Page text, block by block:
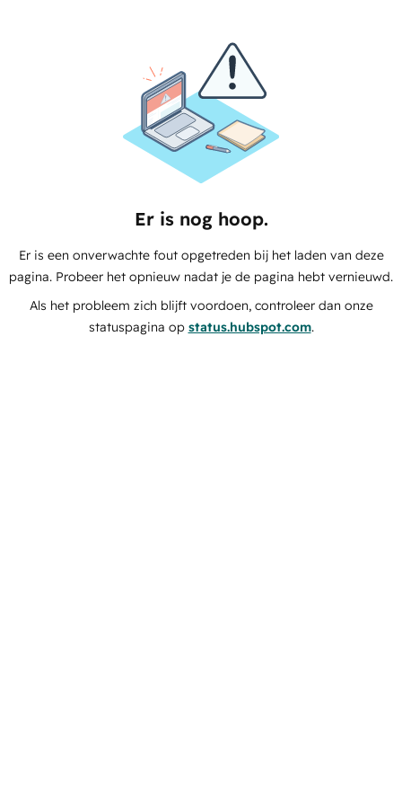
Er is nog hoop.
Er is een onverwachte fout opgetreden bij het laden van deze
pagina. Probeer het opnieuw nadat je de pagina hebt vernieuwd.
Als het probleem zich blijft voordoen, controleer dan onze
statuspagina op status.hubspot.com.